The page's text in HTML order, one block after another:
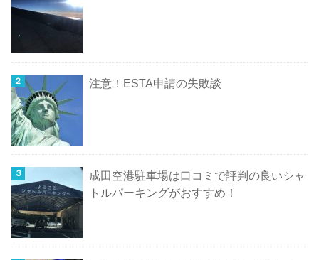
注意！ESTA申請の失敗談
成田空港駐車場は口コミで評判の良いシャ
トルパーキングがおすすめ！